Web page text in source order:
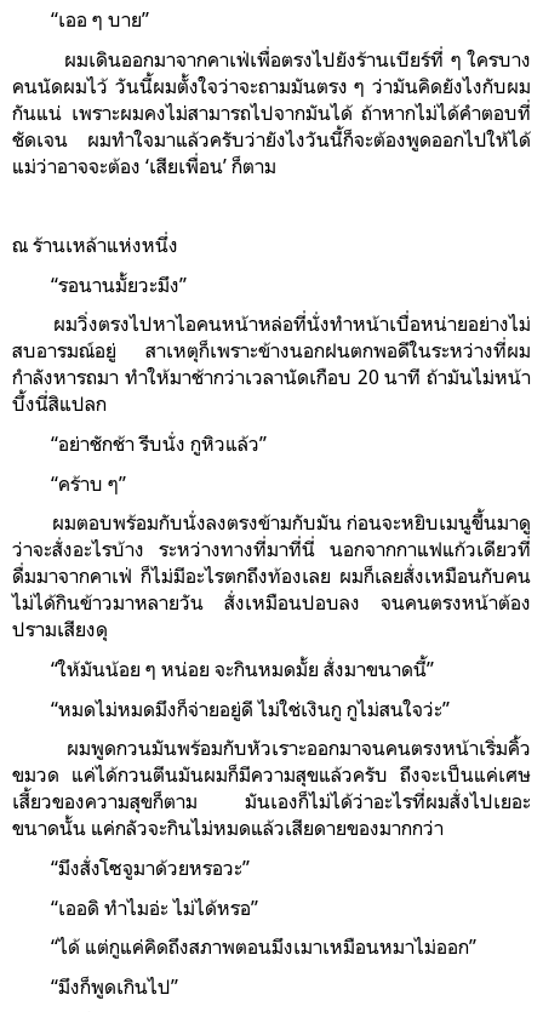
“เออ ๆ บาย”
ผมเดินออกมาจากคาเฟ่เพื่อตรงไปยังร้านเบียร์ที่ ๆ ใครบาง
คนนัดผมไว้ วันนี้ผมตั้งใจว่าจะถามมันตรง ๆ ว่ามันคิดยังไงกับผม
กันแน่ เพราะผมคงไม่สามารถไปจากมันได้ ถ้าหากไม่ได้คำตอบที่
ชัดเจน ผมทำใจมาแล้วครับว่ายังไงวันนี้ก็จะต้องพูดออกไปให้ได้
แม่ว่าอาจจะต้อง ‘เสียเพื่อน’ ก็ตาม
ณ ร้านเหล้าแห่งหนึ่ง
“รอนานมั้ยวะมึง”
ผมวิ่งตรงไปหาไอคนหน้าหล่อที่นั่งทำหน้าเบื่อหน่ายอย่างไม่
สบอารมณ์อยู่ สาเหตุก็เพราะข้างนอกฝนตกพอดีในระหว่างที่ผม
กำลังหารถมา ทำให้มาช้ากว่าเวลานัดเกือบ 20 นาที ถ้ามันไม่หน้า
บึ้งนี่สิแปลก
“อย่าชักช้า รีบนั่ง กูหิวแล้ว”
“คร้าบ ๆ”
ผมตอบพร้อมกับนั่งลงตรงข้ามกับมัน ก่อนจะหยิบเมนูขึ้นมาดู
ว่าจะสั่งอะไรบ้าง ระหว่างทางที่มาที่นี่ นอกจากกาแฟแก้วเดียวที่
ดื่มมาจากคาเฟ่ ก็ไม่มีอะไรตกถึงท้องเลย ผมก็เลยสั่งเหมือนกับคน
ไม่ได้กินข้าวมาหลายวัน สั่งเหมือนปอบลง จนคนตรงหน้าต้อง
ปรามเสียงดุ
“ให้มันน้อย ๆ หน่อย จะกินหมดมั้ย สั่งมาขนาดนี้”
“หมดไม่หมดมึงก็จ่ายอยู่ดี ไม่ใช่เงินกู กูไม่สนใจว่ะ”
ผมพูดกวนมันพร้อมกับหัวเราะออกมาจนคนตรงหน้าเริ่มคิ้ว
ขมวด แค่ได้กวนตีนมันผมก็มีความสุขแล้วครับ ถึงจะเป็นแค่เศษ
เสี้ยวของความสุขก็ตาม มันเองก็ไม่ได้ว่าอะไรที่ผมสั่งไปเยอะ
ขนาดนั้น แค่กลัวจะกินไม่หมดแล้วเสียดายของมากกว่า
“มึงสั่งโซจูมาด้วยหรอวะ”
“เออดิ ทำไมอ่ะ ไม่ได้หรอ”
“ได้ แต่กูแค่คิดถึงสภาพตอนมึงเมาเหมือนหมาไม่ออก”
“มึงก็พูดเกินไป”